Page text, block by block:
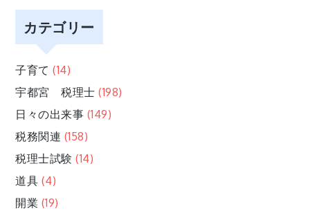
カテゴリー
子育て (14)
宇都宮 税理士 (198)
日々の出来事 (149)
税務関連 (158)
税理士試験 (14)
道具 (4)
開業 (19)